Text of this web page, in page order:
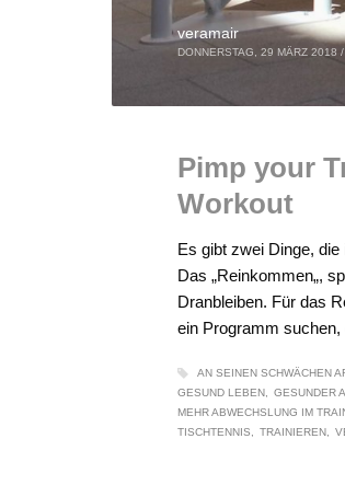
veramair
DONNERSTAG, 29 MÄRZ 2018 /
Pimp your
Workout
Es gibt zwei Dinge,
Das „Reinkommen„,
Dranbleiben. Für das
ein Programm
AN SEINEN SCHWÄCHEN
GESUND LEBEN
GESUNDER
MEHR ABWECHSLUNG IM
TISCHTENNIS
TRAINIEREN